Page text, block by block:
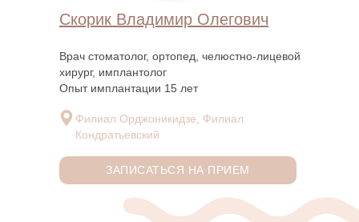
Скорик Владимир Олегович
Филиал Орджоникидзе, Филиал
Кондратьевский
ЗАПИСАТЬСЯ НА ПРИЕМ
Врач стоматолог, ортопед, челюстно-лицевой
хирург, имплантолог
Опыт имплантации 15 лет